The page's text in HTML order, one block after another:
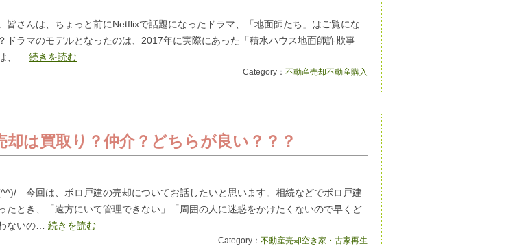
皆さんは、ちょっと前にNetflixで話題になったドラマ、「地面師たち」はご覧にな
ドラマのモデルとなったのは、2017年に実際にあった「積水ハウス地面師詐欺事
は、…続きを読む
Category： 不動産売却不動産購入
却は買取り？仲介？どちらが良い？？？
今回は、ボロ戸建の売却についてお話したいと思います。相続などでボロ戸建
たとき、「遠方にいて管理できない」「周囲の人に迷惑をかけたくないので早くど
ないの…続きを読む
Category： 不動産売却空き家・古家再生